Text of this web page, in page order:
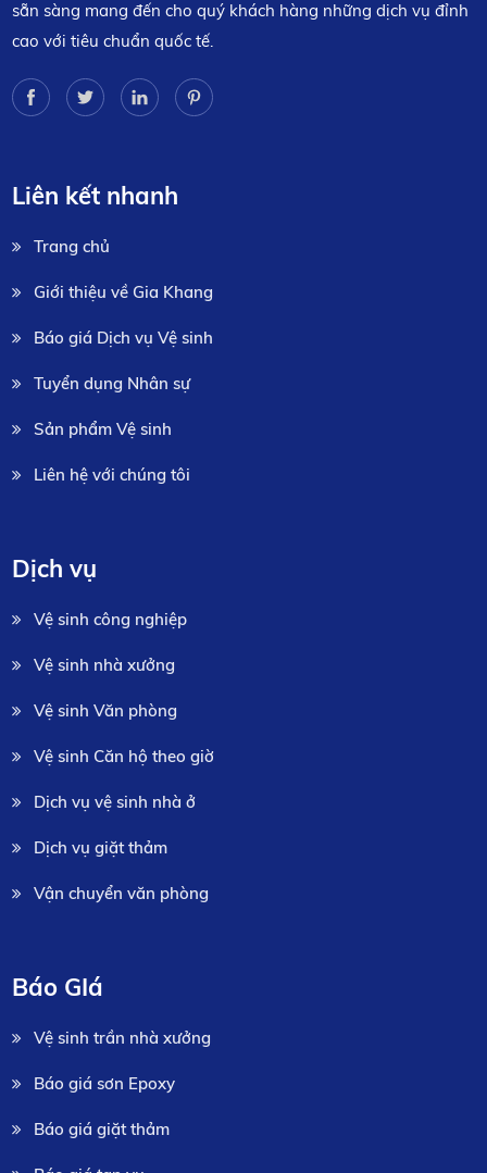
sẵn sàng mang đến cho quý khách hàng những dịch vụ đỉnh
cao với tiêu chuẩn quốc tế.
Liên kết nhanh
Trang chủ
Giới thiệu về Gia Khang
Báo giá Dịch vụ Vệ sinh
Tuyển dụng Nhân sự
Sản phẩm Vệ sinh
Liên hệ với chúng tôi
Dịch vụ
Vệ sinh công nghiệp
Vệ sinh nhà xưởng
Vệ sinh Văn phòng
Vệ sinh Căn hộ theo giờ
Dịch vụ vệ sinh nhà ở
Dịch vụ giặt thảm
Vận chuyển văn phòng
Báo GIá
Vệ sinh trần nhà xưởng
Báo giá sơn Epoxy
Báo giá giặt thảm